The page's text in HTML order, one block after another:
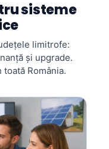
sisteme
limitrofe:
și upgrade.
România.